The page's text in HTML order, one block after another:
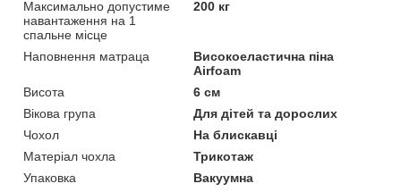
Максимально допустиме
навантаження на 1
спальне місце
200 кг
Наповнення матраца
Високоеластична піна
Airfoam
Висота
6 см
Вікова група
Для дітей та дорослих
Чохол
На блискавці
Матеріал чохла
Трикотаж
Упаковка
Вакуумна